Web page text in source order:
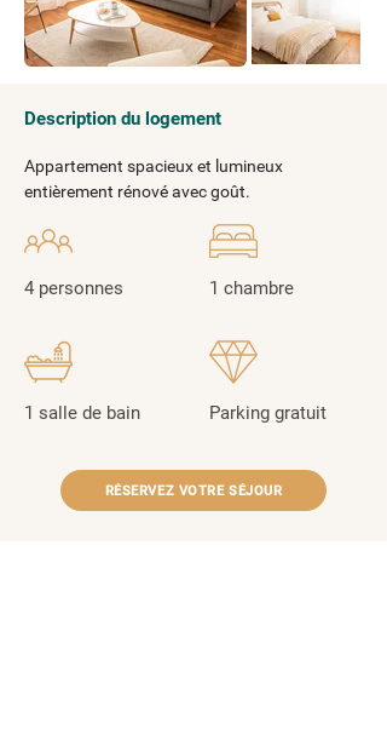
Description du logement
Appartement spacieux et lumineux
entièrement rénové avec goût.
4 personnes
1 salle de bain
1 chambre
Parking gratuit
RÉSERVEZ VOTRE SÉJOUR